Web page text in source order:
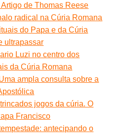
de Thomas Reese
radical na Cúria Romana
do Papa e da Cúria
ultrapassar
Luzi no centro dos
da Cúria Romana
ampla consulta sobre a
jogos da cúria. O
Francisco
antecipando o